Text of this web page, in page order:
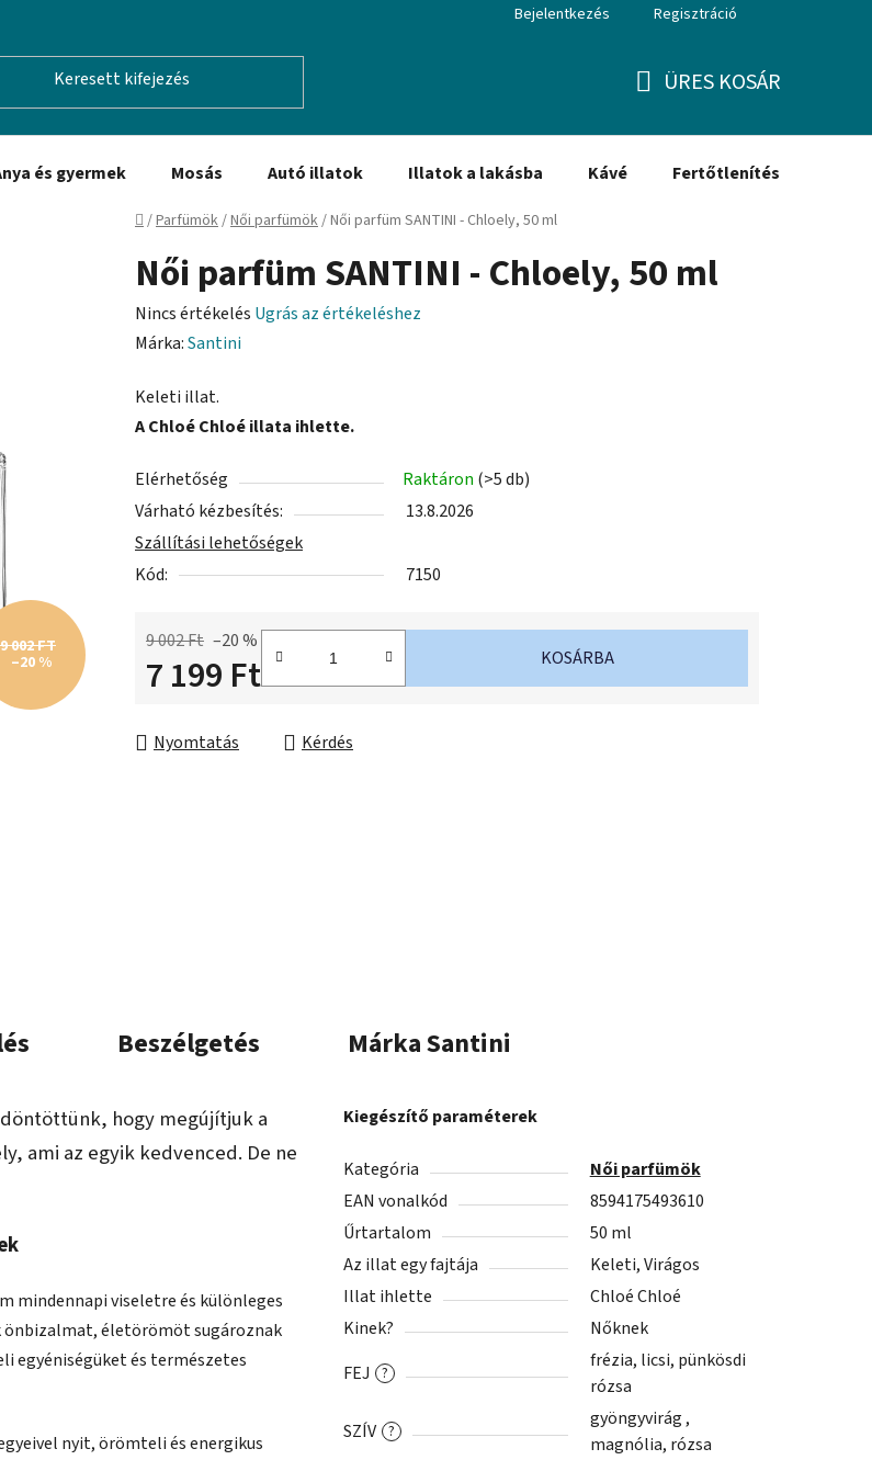
Bejelentkezés Regisztráció
ÜRES KOSÁR
és gyermek Mosás Autó illatok Illatok a lakásba Kávé Fertőtlenítés
Kezdőlap
/Parfümök/Női parfümök/Női parfüm SANTINI - Chloely, 50 ml
Női parfüm SANTINI - Chloely, 50 ml
A
termék
értékelése
5-
0,0
csillag.
Nincs értékelés Ugrás az értékeléshez
Márka:Santini
Keleti illat.
A Chloé Chloé illata ihlette.
Elérhetőség Raktáron (>5 db)
Várható kézbesítés:
13.8.2026
Szállítási lehetőségek
Kód:
7150
9 002 Ft –20 %
7 199 Ft KOSÁRBA
Nyomtatás Kérdés
9 002 FT
–20 %
Beszélgetés MárkaSantini
hogy megújítjuk a
ami az egyik kedvenced. De ne
mindennapi viseletre és különleges
önbizalmat, életörömöt sugároznak
egyéniségüket és természetes
nyit, örömteli és energikus
Kiegészítő paraméterek
Kategória
Női parfümök
EAN vonalkód
8594175493610
Űrtartalom
50 ml
Az illat egy fajtája
Keleti, Virágos
Illat ihlette
Chloé Chloé
Kinek?
Nőknek
?
FEJ
frézia, licsi, pünkösdi
rózsa
?
SZÍV
gyöngyvirág ,
magnólia, rózsa